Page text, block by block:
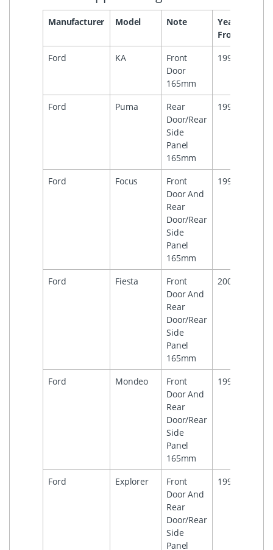
Manufacturer Model Note
Year
From
Ford
KA
Front
Door
165mm
1996
Ford Puma
Rear
Door/Rear
Side
Panel
165mm
1997
Ford Focus
Front
Door And
Rear
Door/Rear
Side
Panel
165mm
1998
Ford Fiesta
Front
Door And
Rear
Door/Rear
Side
Panel
165mm
2001
Ford Mondeo
Front
Door And
Rear
Door/Rear
Side
Panel
165mm
1993
Ford Explorer
Front
Door And
Rear
Door/Rear
Side
Panel
1995